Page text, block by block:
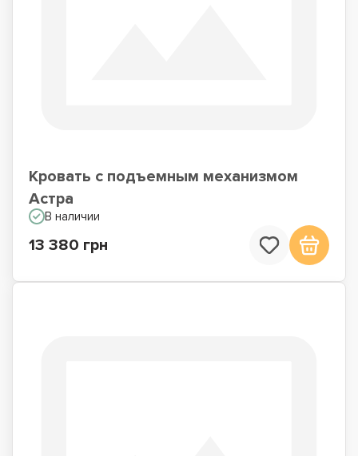
Кровать с подъемным механизмом
Астра
В наличии
13 380 грн